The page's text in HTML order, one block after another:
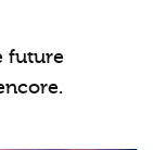
future